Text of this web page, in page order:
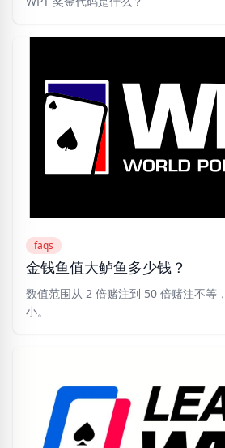
faqs
金钱鱼值大鲈鱼多少钱？
数值范围从 2 倍赌注到 50 倍赌注不等
小。